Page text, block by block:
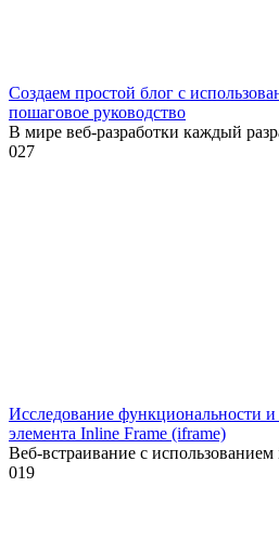
Создаем простой блог с
пошаговое руководство
В мире веб-разработки каждый
027
Исследование функциональности
элемента Inline Frame (iframe)
Веб-встраивание с использованием
019